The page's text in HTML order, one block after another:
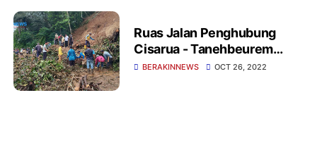
Ruas Jalan Penghubung
Cisarua - Tanehbeurem
Desa Caringin Tertutup
BERAKINNEWS OCT 26, 2022